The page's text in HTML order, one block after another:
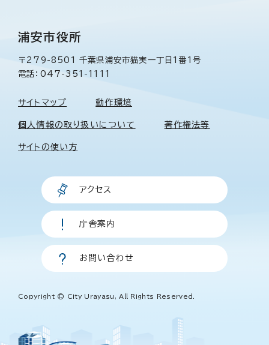
浦安市役所
〒279-8501 千葉県浦安市猫実一丁目1番1号
電話：047-351-1111
サイトマップ 動作環境
個人情報の取り扱いについて 著作権法等
サイトの使い方
アクセス
庁舎案内
お問い合わせ
Copyright © City Urayasu, All Rights Reserved.